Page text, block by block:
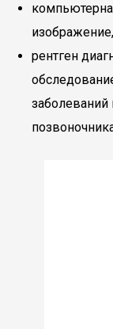
рентген
заболеваний